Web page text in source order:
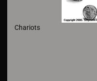
Chariots